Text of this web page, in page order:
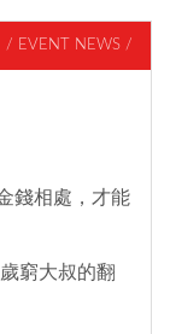
/ EVENT NEWS /
錢相處，才能
窮大叔的翻